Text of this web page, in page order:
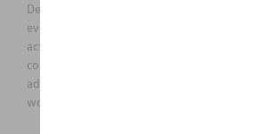
De prijzen op deze site zijn adviesprijzen (incl.
eventuele installatiekosten. Voor meer
actuele verkoopprijs en de eventuele
contact opnemen met uw concessiehouder /
adviesprijzen kunnen zonder voorafgaande
worden gewijzigd.